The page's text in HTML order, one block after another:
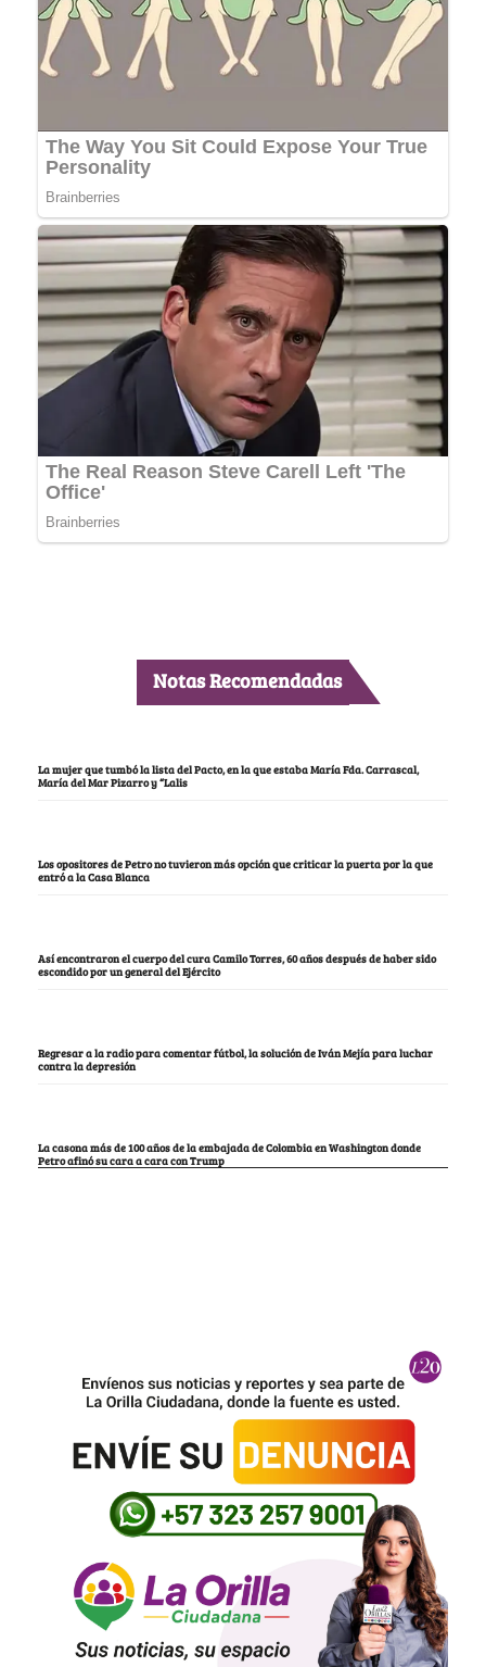
Notas Recomendadas
La mujer que tumbó la lista del Pacto, en la que estaba María Fda. Carrascal,
María del Mar Pizarro y “Lalis
Los opositores de Petro no tuvieron más opción que criticar la puerta por la que
entró a la Casa Blanca
Así encontraron el cuerpo del cura Camilo Torres, 60 años después de haber sido
escondido por un general del Ejército
Regresar a la radio para comentar fútbol, la solución de Iván Mejía para luchar
contra la depresión
La casona más de 100 años de la embajada de Colombia en Washington donde
Petro afinó su cara a cara con Trump